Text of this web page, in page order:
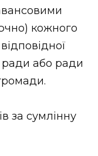
кожного
ради або ради
за сумлінну